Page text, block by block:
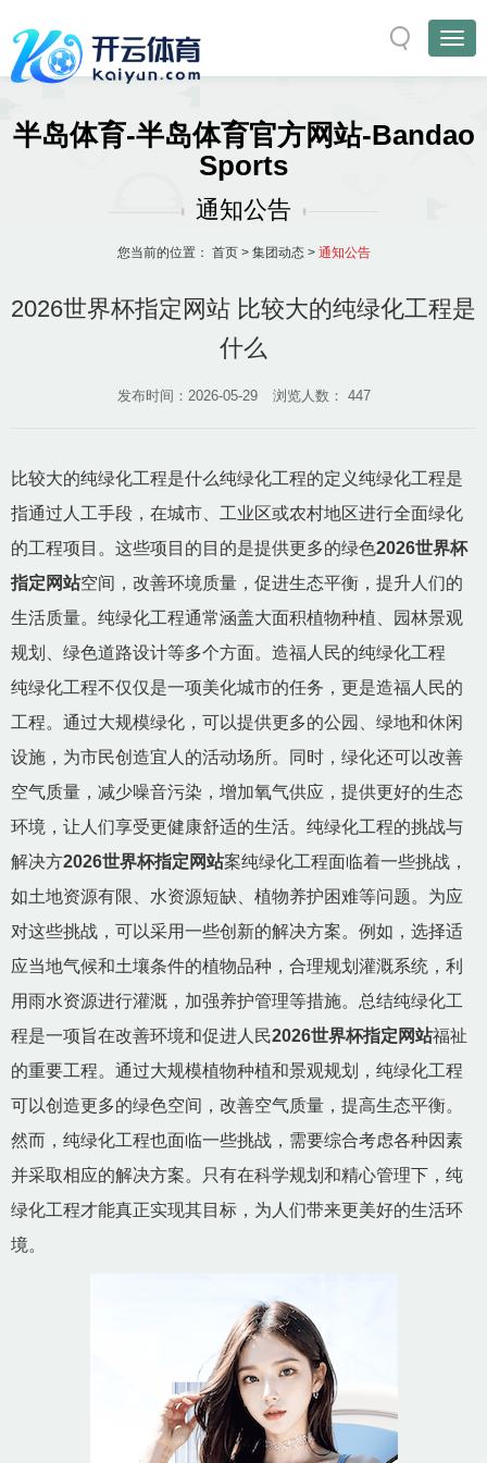
半岛体育-半岛体育官方网站-Bandao
Sports
通知公告
您当前的位置： 首页> 集团动态> 通知公告
2026世界杯指定网站 比较大的纯绿化工程是
什么
发布时间：2026-05-29 浏览人数： 447
比较大的纯绿化工程是什么纯绿化工程的定义纯绿化工程是
指通过人工手段，在城市、工业区或农村地区进行全面绿化
的工程项目。这些项目的目的是提供更多的绿色2026世界杯
指定网站空间，改善环境质量，促进生态平衡，提升人们的
生活质量。纯绿化工程通常涵盖大面积植物种植、园林景观
规划、绿色道路设计等多个方面。造福人民的纯绿化工程
纯绿化工程不仅仅是一项美化城市的任务，更是造福人民的
工程。通过大规模绿化，可以提供更多的公园、绿地和休闲
设施，为市民创造宜人的活动场所。同时，绿化还可以改善
空气质量，减少噪音污染，增加氧气供应，提供更好的生态
环境，让人们享受更健康舒适的生活。纯绿化工程的挑战与
解决方2026世界杯指定网站案纯绿化工程面临着一些挑战，
如土地资源有限、水资源短缺、植物养护困难等问题。为应
对这些挑战，可以采用一些创新的解决方案。例如，选择适
应当地气候和土壤条件的植物品种，合理规划灌溉系统，利
用雨水资源进行灌溉，加强养护管理等措施。总结纯绿化工
程是一项旨在改善环境和促进人民2026世界杯指定网站福祉
的重要工程。通过大规模植物种植和景观规划，纯绿化工程
可以创造更多的绿色空间，改善空气质量，提高生态平衡。
然而，纯绿化工程也面临一些挑战，需要综合考虑各种因素
并采取相应的解决方案。只有在科学规划和精心管理下，纯
绿化工程才能真正实现其目标，为人们带来更美好的生活环
境。